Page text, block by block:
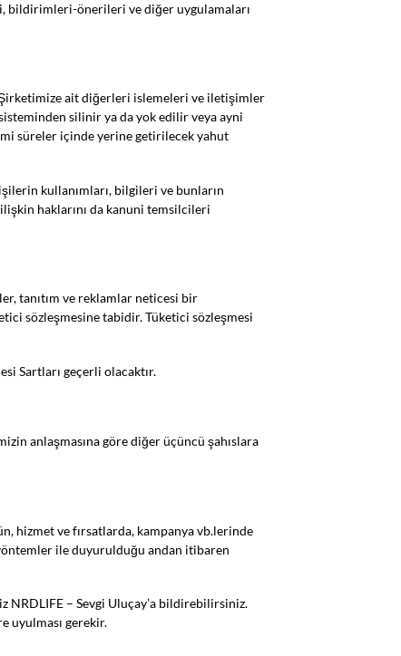
bildirimleri-önerileri ve diğer uygulamaları
ait diğerleri islemeleri ve iletişimler
silinir ya da yok edilir veya ayni
süreler içinde yerine getirilecek yahut
kullanımları, bilgileri ve bunların
haklarını da kanuni temsilcileri
tanıtım ve reklamlar neticesi bir
sözleşmesine tabidir. Tüketici sözleşmesi
Sartları geçerli olacaktır.
anlaşmasına göre diğer üçüncü şahıslara
hizmet ve fırsatlarda, kampanya vb.lerinde
ile duyurulduğu andan itibaren
– Sevgi Uluçay’a bildirebilirsiniz.
uyulması gerekir.